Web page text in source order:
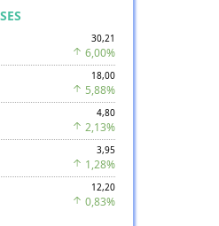
30,21
6,00%
18,00
5,88%
4,80
2,13%
3,95
1,28%
12,20
0,83%